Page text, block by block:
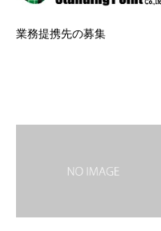
業務提携先の募集